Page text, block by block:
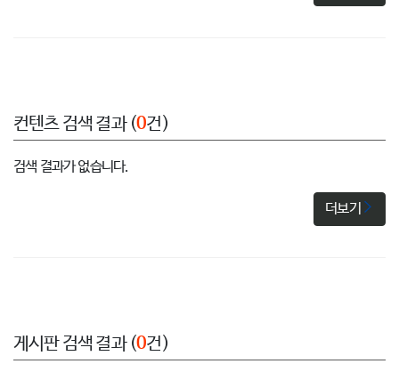
컨텐츠 검색 결과 (0건)
검색 결과가 없습니다.
더보기
게시판 검색 결과 (0건)